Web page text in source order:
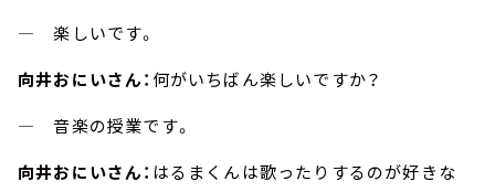
― 楽しいです。
向井おにいさん： 何がいちばん楽しいですか？
― 音楽の授業です。
向井おにいさん： はるまくんは歌ったりするのが好きな